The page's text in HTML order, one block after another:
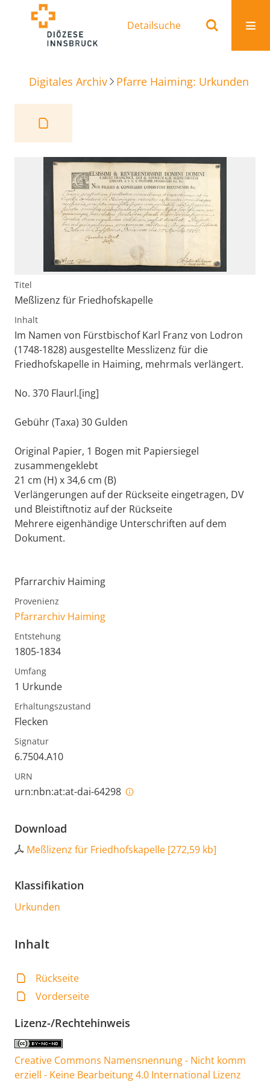
Detailsuche
Digitales Archiv Pfarre Haiming: Urkunden
Titel
Meßlizenz für Friedhofskapelle
Inhalt
Im Namen von Fürstbischof Karl Franz von Lodron
(1748-1828) ausgestellte Messlizenz für die
Friedhofskapelle in Haiming, mehrmals verlängert.
No. 370 Flaurl.[ing]
Gebühr (Taxa) 30 Gulden
Original Papier, 1 Bogen mit Papiersiegel
zusammengeklebt
21 cm (H) x 34,6 cm (B)
Verlängerungen auf der Rückseite eingetragen, DV
und Bleistiftnotiz auf der Rückseite
Mehrere eigenhändige Unterschriften auf dem
Dokument.
Pfarrarchiv Haiming
Provenienz
Pfarrarchiv Haiming
Entstehung
1805-1834
Umfang
1 Urkunde
Erhaltungszustand
Flecken
Signatur
6.7504.A10
URN
urn:nbn:at:at-dai-64298
Download
Meßlizenz für Friedhofskapelle [272,59 kb]
Klassifikation
Urkunden
Inhalt
Rückseite
Vorderseite
Lizenz-/Rechtehinweis
Creative Commons Namensnennung - Nicht komm
erziell - Keine Bearbeitung 4.0 International Lizenz